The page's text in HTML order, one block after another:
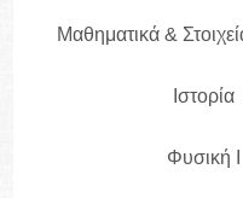
Μαθηματικά &
Ιστορία
Φυσική I